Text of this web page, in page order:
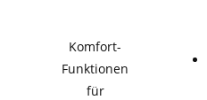
Komfort-
Funktionen
für